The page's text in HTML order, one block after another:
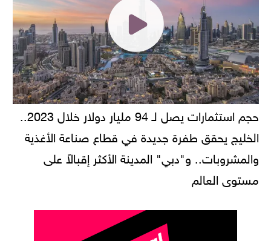
حجم استثمارات يصل لـ 94 مليار دولار خلال 2023..
الخليج يحقق طفرة جديدة في قطاع صناعة الأغذية
والمشروبات.. و"دبي" المدينة الأكثر إقبالاً على
مستوى العالم